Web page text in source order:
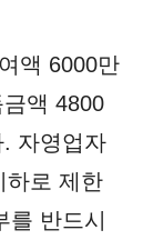
액 6000만
액 4800
자영업자
하로 제한
를 반드시